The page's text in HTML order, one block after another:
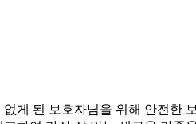
게 된 보호자님을 위해 안전한